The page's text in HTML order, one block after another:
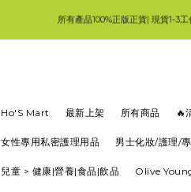
所有產品100%正版正貨| 現貨1-3
Ho'S Mart 最新上架 所有商品 🔥
女性專用私密護理用品 男士化妝/護理/
兒童 > 健康|營養|食品|飲品 Olive